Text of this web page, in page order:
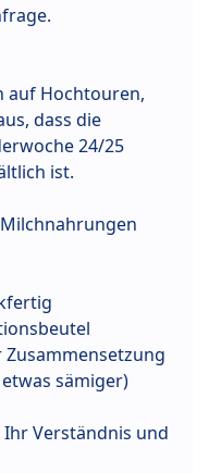
auf Hochtouren,
dass die
24/25
ist.
Zusammensetzung
sämiger)
Verständnis und